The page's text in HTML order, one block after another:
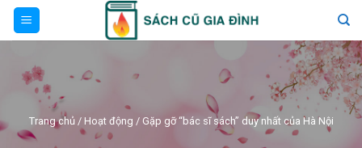
Skip
Trang chủ / Hoạt động / Gặp gỡ “bác sĩ sách” duy nhất của Hà Nội